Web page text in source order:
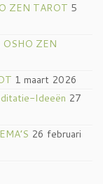
ZEN TAROT 5
ZEN
1 maart 2026
Ideeën 27
26 februari